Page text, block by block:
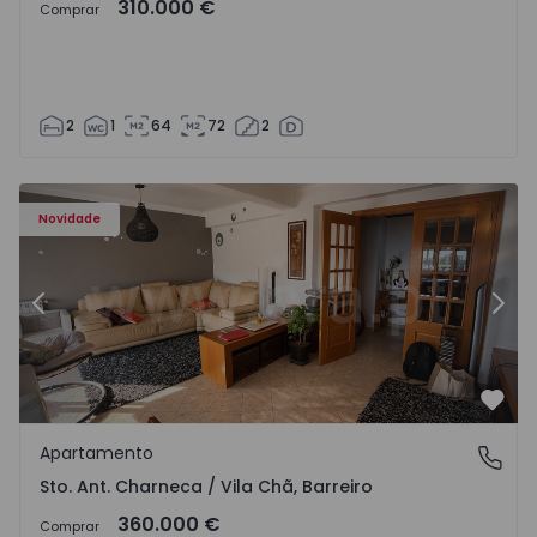
Comprar 310.000 €
2 1 64 72 2
Novidade
- 1573477 - 14
Apartamento T3 Barreiro, Sto. Ant. Charneca / Vila Chã -
Anterior
Sto. Ant. Charneca / Vila Chã, Barreiro
Apartamento
Sto. Ant. Charneca / Vila Chã, Barreiro
Comprar 360.000 €